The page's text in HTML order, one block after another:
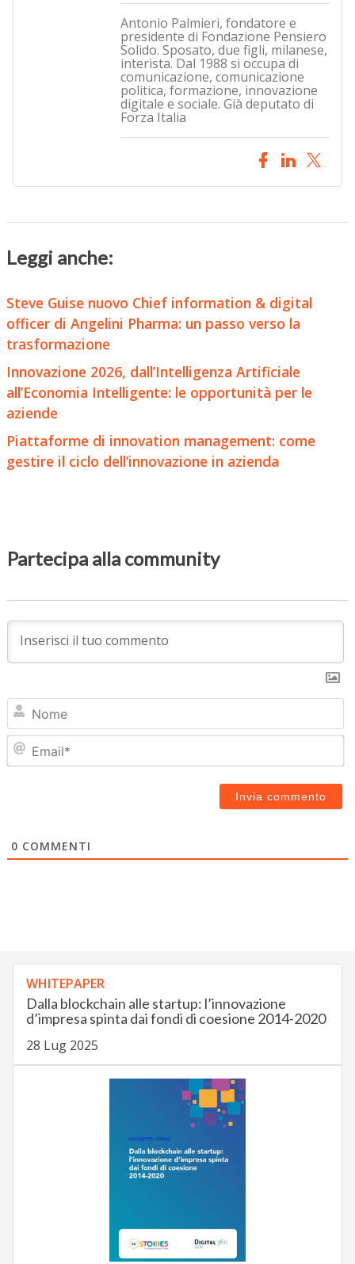
Antonio Palmieri, fondatore e
presidente di Fondazione Pensiero
Solido. Sposato, due figli, milanese,
interista. Dal 1988 si occupa di
comunicazione, comunicazione
politica, formazione, innovazione
digitale e sociale. Già deputato di
Forza Italia
Leggi anche:
Steve Guise nuovo Chief information & digital
officer di Angelini Pharma: un passo verso la
trasformazione
Innovazione 2026, dall’Intelligenza Artificiale
all’Economia Intelligente: le opportunità per le
aziende
Piattaforme di innovation management: come
gestire il ciclo dell’innovazione in azienda
Partecipa alla community
0 COMMENTI
WHITEPAPER
Dalla blockchain alle startup: l’innovazione
d’impresa spinta dai fondi di coesione 2014-2020
28 Lug 2025